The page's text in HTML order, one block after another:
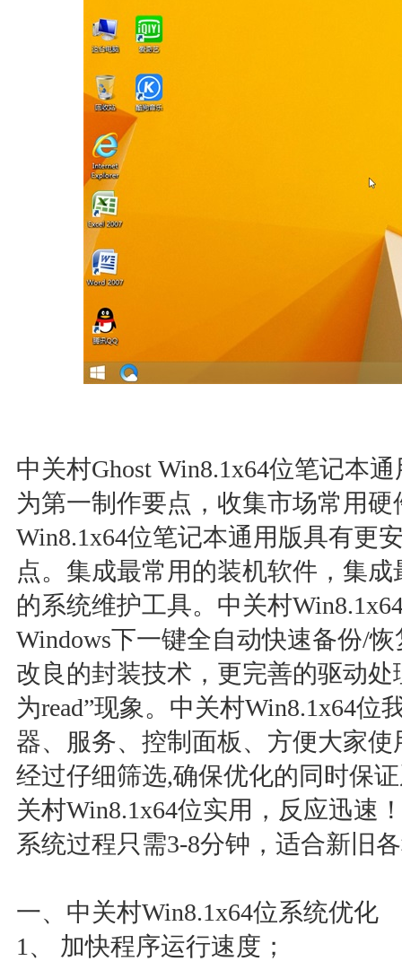
中关村Ghost Win8.1x64位笔记本
为第一制作要点，收集市场常用硬
Win8.1x64位笔记本通用版具有更
点。集成最常用的装机软件，集
的系统维护工具。中关村
Windows下一键全自动快速备份/
改良的封装技术，更完善的驱动
为read”现象。中关村Win8.1x64
器、服务、控制面板、方便大家
经过仔细筛选,确保优化的同时保
关村Win8.1x64位实用，反应迅速
系统过程只需3-8分钟，适合新旧
一、中关村Win8.1x64位系统优化
1、 加快程序运行速度；